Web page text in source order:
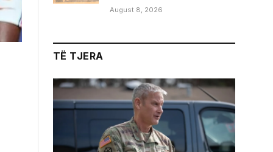
August 8, 2026
TË TJERA